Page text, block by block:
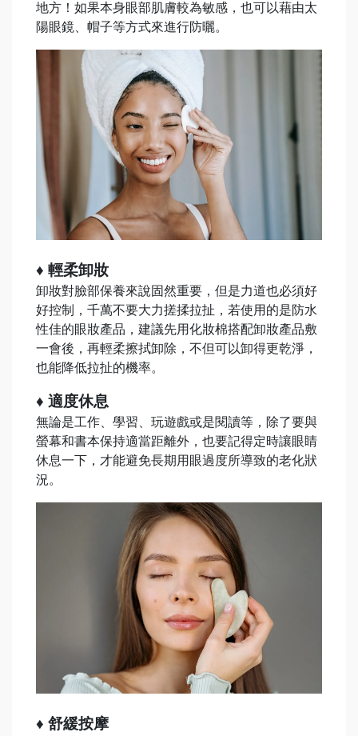
地方！如果本身眼部肌膚較為敏感，也可以藉由太
陽眼鏡、帽子等方式來進行防曬。
♦ 輕柔卸妝
卸妝對臉部保養來說固然重要，但是力道也必須好
好控制，千萬不要大力搓揉拉扯，若使用的是防水
性佳的眼妝產品，建議先用化妝棉搭配卸妝產品敷
一會後，再輕柔擦拭卸除，不但可以卸得更乾淨，
也能降低拉扯的機率。
♦ 適度休息
無論是工作、學習、玩遊戲或是閱讀等，除了要與
螢幕和書本保持適當距離外，也要記得定時讓眼睛
休息一下，才能避免長期用眼過度所導致的老化狀
況。
♦ 舒緩按摩